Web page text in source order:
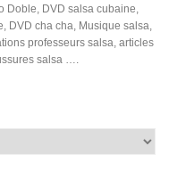
Doble, DVD salsa cubaine,
DVD cha cha, Musique salsa,
professeurs salsa, articles
salsa ….